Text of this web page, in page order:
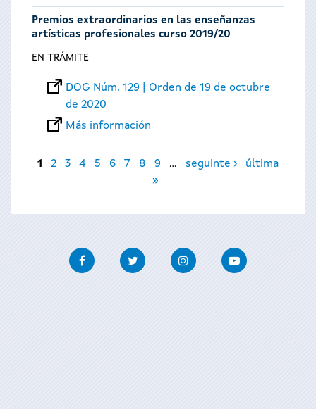
Premios extraordinarios en las enseñanzas
artísticas profesionales curso 2019/20
EN TRÁMITE
DOG Núm. 129 | Orden de 19 de octubre
de 2020
Más información
Páginas
1 2 3 4 5 6 7 8 9 … seguinte ›
última
»
FacebookTwitter InstagramYoutube